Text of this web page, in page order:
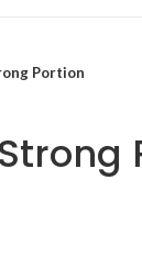
Portion